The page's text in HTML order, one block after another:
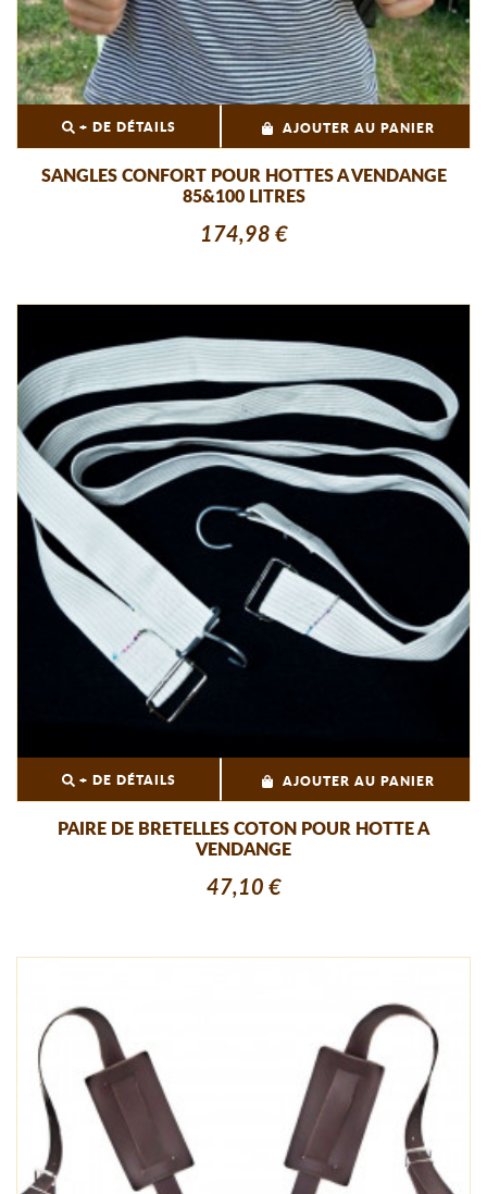
+ DE DÉTAILS AJOUTER AU PANIER
SANGLES CONFORT POUR HOTTES A VENDANGE
85&100 LITRES
174,98 €
+ DE DÉTAILS AJOUTER AU PANIER
PAIRE DE BRETELLES COTON POUR HOTTE A
VENDANGE
47,10 €